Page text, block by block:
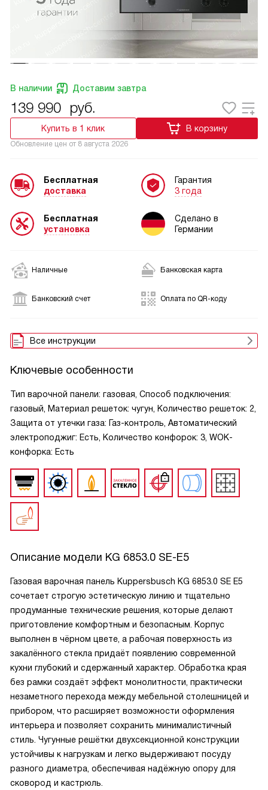
В наличии Доставим завтра
139 990 руб.
Купить в 1 клик В корзину
Обновление цен от 8 августа 2026
Бесплатная
доставка
Бесплатная
установка
Гарантия
3 года
Сделано в
Германии
Наличные Банковская карта
Банковский счет Оплата по QR-коду
Все инструкции
Ключевые особенности
Тип варочной панели: газовая, Способ подключения:
газовый, Материал решеток: чугун, Количество решеток: 2,
Защита от утечки газа: Газ-контроль, Автоматический
электроподжиг: Есть, Количество конфорок: 3, WOK-
конфорка: Есть
Описание модели KG 6853.0 SE-E5
Газовая варочная панель Kuppersbusch KG 6853.0 SE E5
сочетает строгую эстетическую линию и тщательно
продуманные технические решения, которые делают
приготовление комфортным и безопасным. Корпус
выполнен в чёрном цвете, а рабочая поверхность из
закалённого стекла придаёт появлению современной
кухни глубокий и сдержанный характер. Обработка края
без рамки создаёт эффект монолитности, практически
незаметного перехода между мебельной столешницей и
прибором, что расширяет возможности оформления
интерьера и позволяет сохранить минималистичный
стиль. Чугунные решётки двухсекционной конструкции
устойчивы к нагрузкам и легко выдерживают посуду
разного диаметра, обеспечивая надёжную опору для
сковород и кастрюль.